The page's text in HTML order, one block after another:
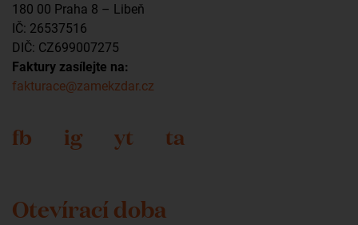
180 00 Praha 8 – Libeň
IČ: 26537516
DIČ: CZ699007275
Faktury zasílejte na:
fakturace@zamekzdar.cz
fb ig yt ta
Otevírací doba